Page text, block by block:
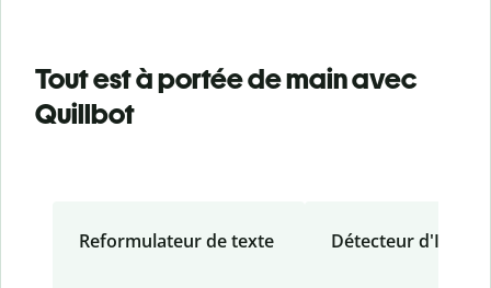
Tout est à portée de main avec
Quillbot
Reformulateur de texte Détecteur d'IA